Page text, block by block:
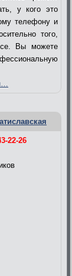
у кого это
телефону и
того,
Вы можете
22-26